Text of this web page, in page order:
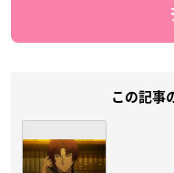
この記事